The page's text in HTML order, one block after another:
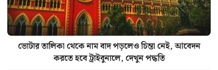
ভোটার তালিকা থেকে নাম বাদ পড়লেও চিন্তা নেই, আবেদন
করতে হবে ট্রাইবুনালে, দেখুন পদ্ধতি